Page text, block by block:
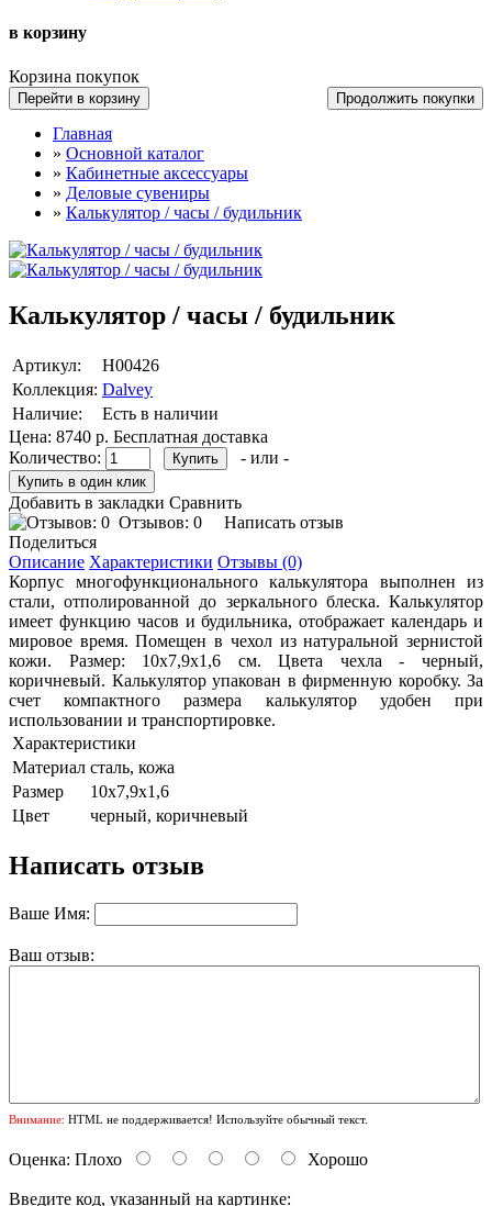
в корзину
Корзина покупок
Перейти в корзину Продолжить покупки
Главная
» Основной каталог
» Кабинетные аксессуары
» Деловые сувениры
» Калькулятор / часы / будильник
Калькулятор / часы / будильник
Артикул:
Н00426
Коллекция: Dalvey
Наличие:
Есть в наличии
Цена: 8740 р. Бесплатная доставка
Количество:
- или -
Добавить в закладки Сравнить
Отзывов: 0
Написать отзыв
Поделиться
Описание Характеристики Отзывы (0)
Корпус многофункционального калькулятора выполнен из
стали, отполированной до зеркального блеска. Калькулятор
имеет функцию часов и будильника, отображает календарь и
мировое время. Помещен в чехол из натуральной зернистой
кожи. Размер: 10х7,9х1,6 см. Цвета чехла - черный,
коричневый. Калькулятор упакован в фирменную коробку. За
счет компактного размера калькулятор удобен при
использовании и транспортировке.
Характеристики
Материал сталь, кожа
Размер
10х7,9х1,6
Цвет
черный, коричневый
Написать отзыв
Ваше Имя:
Ваш отзыв:
Внимание: HTML не поддерживается! Используйте обычный текст.
Оценка: Плохо Хорошо
Введите код, указанный на картинке: